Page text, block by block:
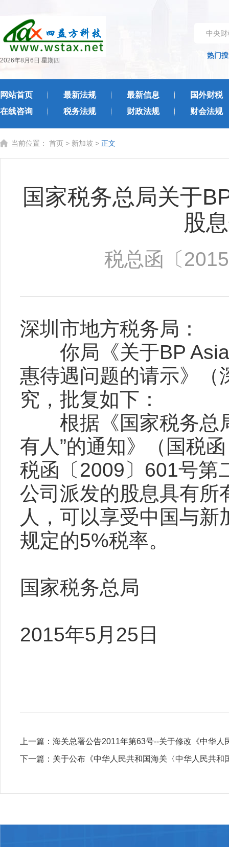
2026年8月6日 星期四
中央
热门
网站首页 最新法规 最新信息
国外财税
在线咨询
税务法规 财政法规 财会法规
当前位置： 首页 > 新加坡 > 正文
国家税务总局关于
股
税总函〔
深圳市地方税务局：
你局《关于BP Asia
惠待遇问题的请示》（
究，批复如下：
根据《国家税务总局
有人”的通知》（国税
税函〔2009〕601号第
公司派发的股息具有所
人，可以享受中国与
规定的5%税率。
国家税务总局
2015年5月25日
上一篇： 海关总署公告2011年第63号--关于修改《中华
下一篇： 关于公布《中华人民共和国海关〈中华人民共